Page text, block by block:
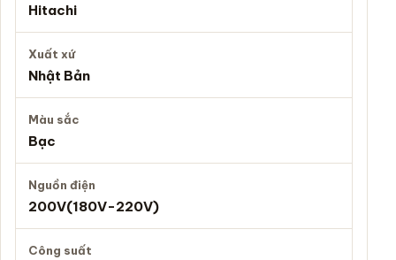
Hitachi
Xuất xứ
Nhật Bản
Màu sắc
Bạc
Nguồn điện
200V(180V-220V)
Công suất